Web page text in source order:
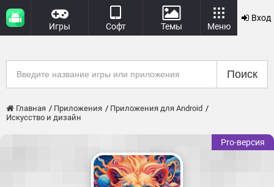
Игры Софт Темы Меню
Вход
Поиск
Главная Приложения
Приложения для Android
Искусство и дизайн
Pro-версия